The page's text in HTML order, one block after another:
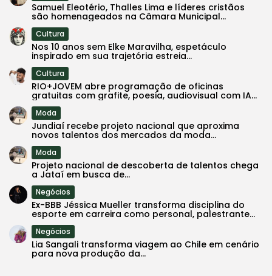
Samuel Eleotério, Thalles Lima e líderes cristãos
são homenageados na Câmara Municipal...
Cultura
Nos 10 anos sem Elke Maravilha, espetáculo
inspirado em sua trajetória estreia...
Cultura
RIO+JOVEM abre programação de oficinas
gratuitas com grafite, poesia, audiovisual com IA...
Moda
Jundiaí recebe projeto nacional que aproxima
novos talentos dos mercados da moda...
Moda
Projeto nacional de descoberta de talentos chega
a Jataí em busca de...
Negócios
Ex-BBB Jéssica Mueller transforma disciplina do
esporte em carreira como personal, palestrante...
Negócios
Lia Sangali transforma viagem ao Chile em cenário
para nova produção da...